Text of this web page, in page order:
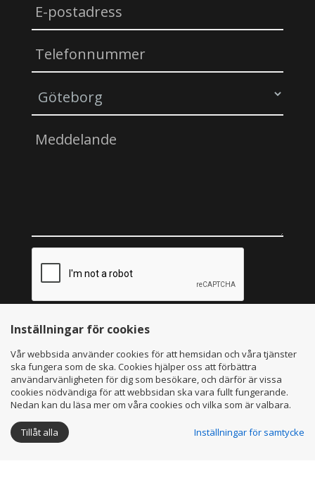
Intresserad av att hyra?
GÖTEBORG - KUNGSBACKA - VARBERG
Ring eller maila oss:
Inställningar för cookies
Vår webbsida använder cookies för att hemsidan och våra tjänster
ska fungera som de ska. Cookies hjälper oss att förbättra
användarvänligheten för dig som besökare, och därför är vissa
cookies nödvändiga för att webbsidan ska vara fullt fungerande.
Nedan kan du läsa mer om våra cookies och vilka som är valbara.
Tillåt alla Inställningar för samtycke